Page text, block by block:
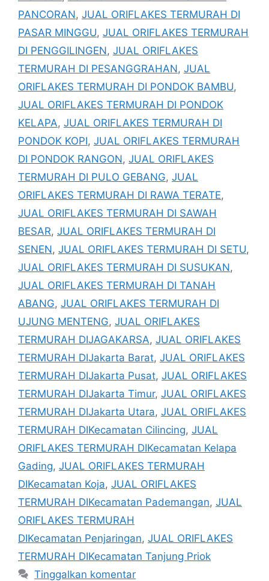
PANCORAN, JUAL ORIFLAKES TERMURAH DI
PASAR MINGGU, JUAL ORIFLAKES TERMURAH
DI PENGGILINGEN, JUAL ORIFLAKES
TERMURAH DI PESANGGRAHAN, JUAL
ORIFLAKES TERMURAH DI PONDOK BAMBU,
JUAL ORIFLAKES TERMURAH DI PONDOK
KELAPA, JUAL ORIFLAKES TERMURAH DI
PONDOK KOPI, JUAL ORIFLAKES TERMURAH
DI PONDOK RANGON, JUAL ORIFLAKES
TERMURAH DI PULO GEBANG, JUAL
ORIFLAKES TERMURAH DI RAWA TERATE,
JUAL ORIFLAKES TERMURAH DI SAWAH
BESAR, JUAL ORIFLAKES TERMURAH DI
SENEN, JUAL ORIFLAKES TERMURAH DI SETU,
JUAL ORIFLAKES TERMURAH DI SUSUKAN,
JUAL ORIFLAKES TERMURAH DI TANAH
ABANG, JUAL ORIFLAKES TERMURAH DI
UJUNG MENTENG, JUAL ORIFLAKES
TERMURAH DIJAGAKARSA, JUAL ORIFLAKES
TERMURAH DIJakarta Barat, JUAL ORIFLAKES
TERMURAH DIJakarta Pusat, JUAL ORIFLAKES
TERMURAH DIJakarta Timur, JUAL ORIFLAKES
TERMURAH DIJakarta Utara, JUAL ORIFLAKES
TERMURAH DIKecamatan Cilincing, JUAL
ORIFLAKES TERMURAH DIKecamatan Kelapa
Gading, JUAL ORIFLAKES TERMURAH
DIKecamatan Koja, JUAL ORIFLAKES
TERMURAH DIKecamatan Pademangan, JUAL
ORIFLAKES TERMURAH
DIKecamatan Penjaringan, JUAL ORIFLAKES
TERMURAH DIKecamatan Tanjung Priok
Tinggalkan komentar